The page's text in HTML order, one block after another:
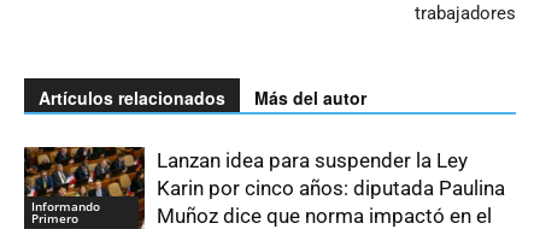
trabajadores
Artículos relacionados Más del autor
Informando
Primero
Lanzan idea para suspender la Ley
Karin por cinco años: diputada Paulina
Muñoz dice que norma impactó en el